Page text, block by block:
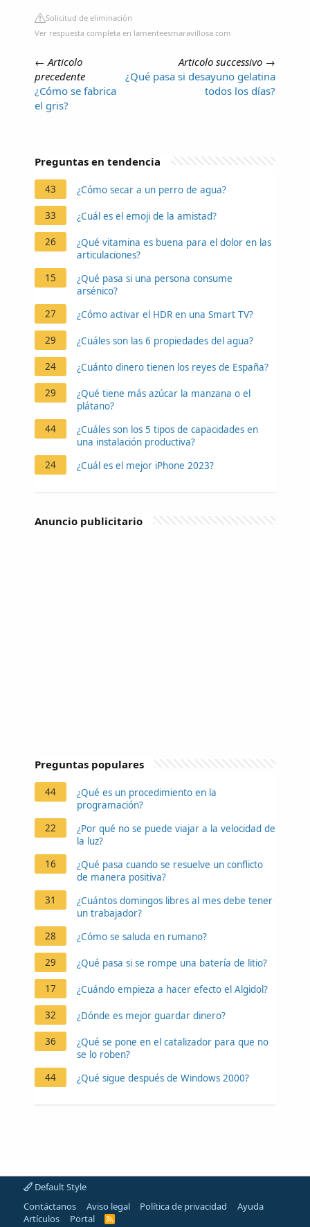
Solicitud de eliminación
Ver respuesta completa en lamenteesmaravillosa.com
← Articolo
precedente
¿Cómo se fabrica
el gris?
Articolo successivo →
¿Qué pasa si desayuno gelatina
todos los días?
Preguntas en tendencia
43 ¿Cómo secar a un perro de agua?
33 ¿Cuál es el emoji de la amistad?
26
¿Qué vitamina es buena para el dolor en las
articulaciones?
15
¿Qué pasa si una persona consume
arsénico?
27
¿Cómo activar el HDR en una Smart TV?
29 ¿Cuáles son las 6 propiedades del agua?
24 ¿Cuánto dinero tienen los reyes de España?
29
¿Qué tiene más azúcar la manzana o el
plátano?
44
¿Cuáles son los 5 tipos de capacidades en
una instalación productiva?
24
¿Cuál es el mejor iPhone 2023?
Anuncio publicitario
Preguntas populares
44
¿Qué es un procedimiento en la
programación?
22
¿Por qué no se puede viajar a la velocidad de
la luz?
16
¿Qué pasa cuando se resuelve un conflicto
de manera positiva?
31
¿Cuántos domingos libres al mes debe tener
un trabajador?
28
¿Cómo se saluda en rumano?
29 ¿Qué pasa si se rompe una batería de litio?
17 ¿Cuándo empieza a hacer efecto el Algidol?
32 ¿Dónde es mejor guardar dinero?
36
¿Qué se pone en el catalizador para que no
se lo roben?
44
¿Qué sigue después de Windows 2000?
Default Style
Contáctanos
Aviso legal Política de privacidad
Ayuda
Artículos
Portal
R